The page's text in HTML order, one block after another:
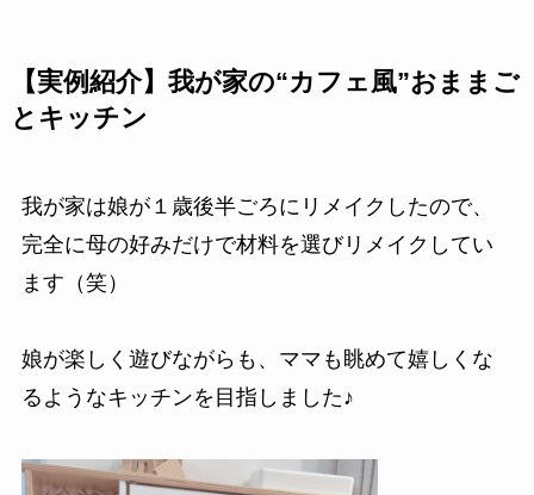
【実例紹介】我が家の“カフェ風”おままご
とキッチン
我が家は娘が１歳後半ごろにリメイクしたので、
完全に母の好みだけで材料を選びリメイクしてい
ます（笑）
娘が楽しく遊びながらも、ママも眺めて嬉しくな
るようなキッチンを目指しました♪